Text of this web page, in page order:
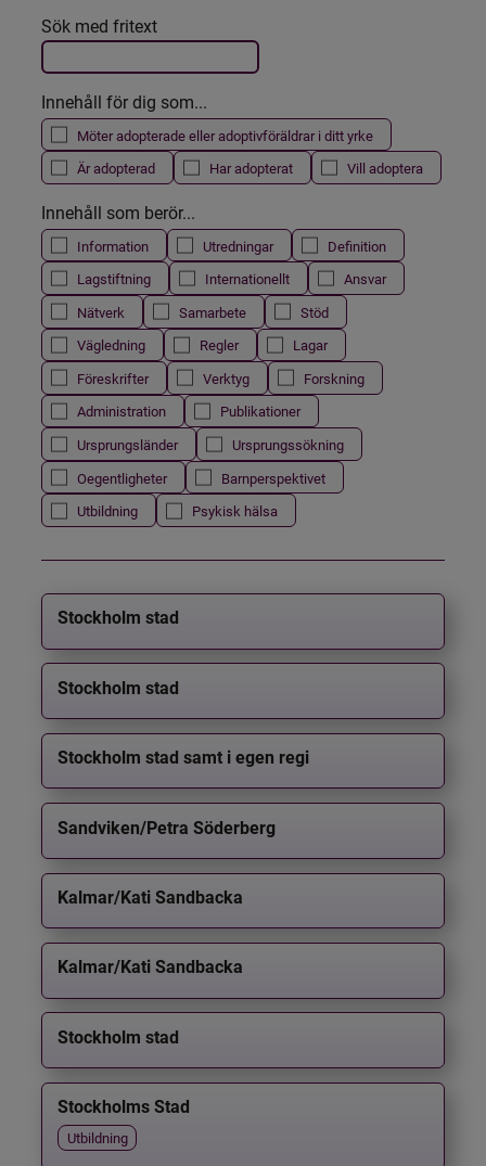
Filtrera resultatet
Det här formuläret postas automatiskt
Sök med fritext
Innehåll för dig som...
Möter adopterade eller adoptivföräldrar i ditt yrke
Är adopterad
Har adopterat Vill adoptera
Innehåll som berör...
Information Utredningar
Definition
Lagstiftning
Internationellt
Ansvar
Nätverk
Samarbete
Stöd
Vägledning
Regler
Lagar
Föreskrifter
Verktyg
Forskning
Administration
Publikationer
Ursprungsländer
Ursprungssökning
Oegentligheter
Barnperspektivet
Utbildning
Psykisk hälsa
Stockholm stad
Stockholm stad
Stockholm stad samt i egen regi
Sandviken/Petra Söderberg
Kalmar/Kati Sandbacka
Kalmar/Kati Sandbacka
Stockholm stad
Stockholms Stad
Utbildning